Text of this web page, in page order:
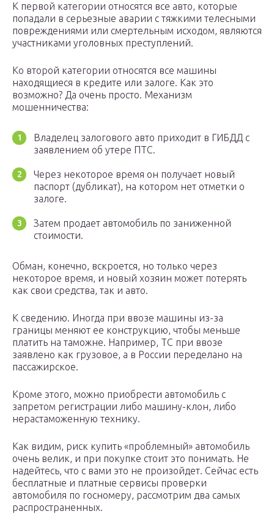
К первой категории относятся все авто, которые
попадали в серьезные аварии с тяжкими телесными
повреждениями или смертельным исходом, являются
участниками уголовных преступлений.
Ко второй категории относятся все машины
находящиеся в кредите или залоге. Как это
возможно? Да очень просто. Механизм
мошенничества:
Владелец залогового авто приходит в ГИБДД с
заявлением об утере ПТС.
Через некоторое время он получает новый
паспорт (дубликат), на котором нет отметки о
залоге.
Затем продает автомобиль по заниженной
стоимости.
Обман, конечно, вскроется, но только через
некоторое время, и новый хозяин может потерять
как свои средства, так и авто.
К сведению. Иногда при ввозе машины из-за
границы меняют ее конструкцию, чтобы меньше
платить на таможне. Например, ТС при ввозе
заявлено как грузовое, а в России переделано на
пассажирское.
Кроме этого, можно приобрести автомобиль с
запретом регистрации либо машину-клон, либо
нерастаможенную технику.
Как видим, риск купить «проблемный» автомобиль
очень велик, и при покупке стоит это понимать. Не
надейтесь, что с вами это не произойдет. Сейчас есть
бесплатные и платные сервисы проверки
автомобиля по госномеру, рассмотрим два самых
распространенных.